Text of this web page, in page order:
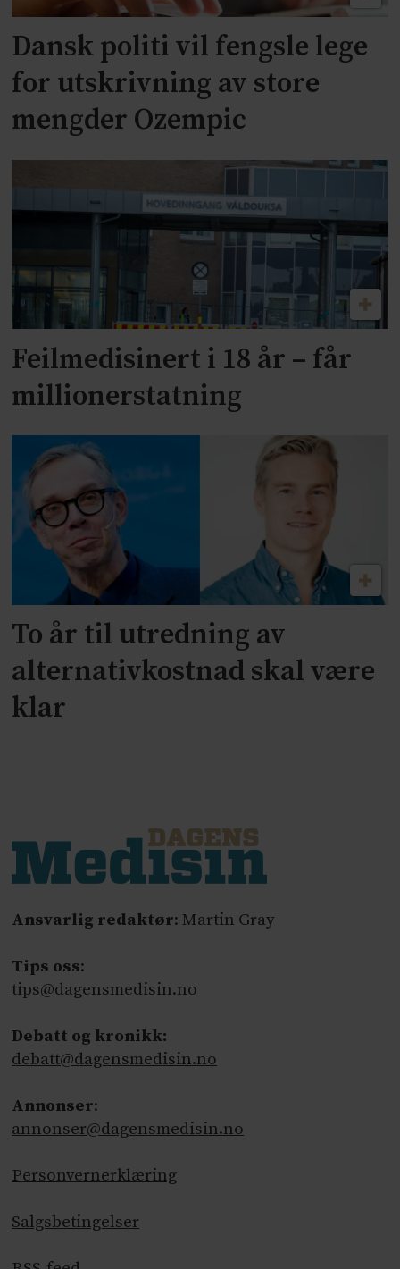
Dansk politi vil fengsle lege
for utskrivning av store
mengder Ozempic
Feilmedisinert i 18 år – får
millionerstatning
To år til utredning av
alternativkostnad skal være
klar
Ansvarlig redaktør: Martin Gray
Tips oss:
tips@dagensmedisin.no
Debatt og kronikk:
debatt@dagensmedisin.no
Annonser:
annonser@dagensmedisin.no
Personvernerklæring
Salgsbetingelser